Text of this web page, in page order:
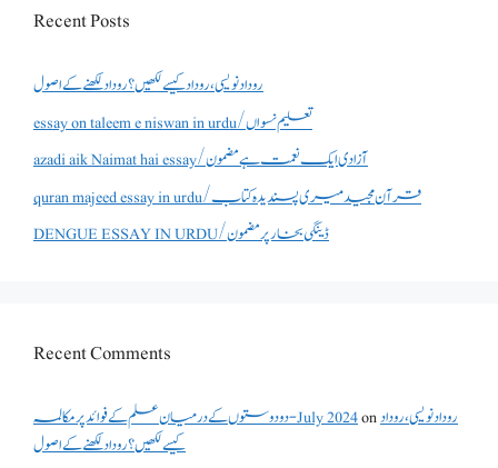
Recent Posts
روداد نویسی ،روداد کیسے لکھیں؟ روداد لکھنے کے اصول
essay on taleem e niswan in urdu/تعلیم نسواں
azadi aik Naimat hai essay/آزادی ایک نعمت ہے مضمون
quran majeed essay in urdu/قرآن مجید میری پسندیدہ کتاب
DENGUE ESSAY IN URDU/ڈینگی بخار پر مضمون
Recent Comments
دو دوستوں کے درمیان علم کے فوائد پر مکالمہ - July 2024onروداد نویسی ،روداد
کیسے لکھیں؟ روداد لکھنے کے اصول